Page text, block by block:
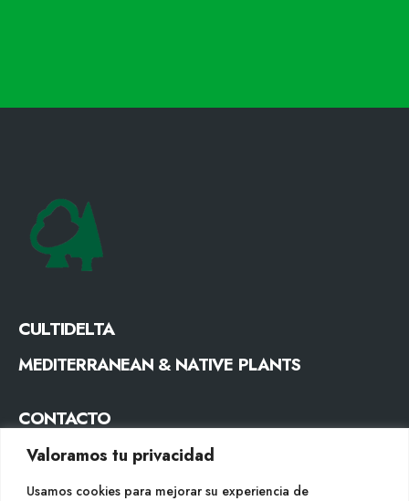
Valoramos tu privacidad
Usamos cookies para mejorar su experiencia de
CULTIDELTA
MEDITERRANEAN & NATIVE PLANTS
CONTACTO
Tel. +34 977053013